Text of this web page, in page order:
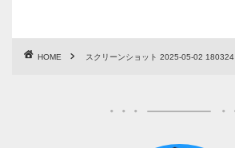
HOME スクリーンショット 2025-05-02 180324